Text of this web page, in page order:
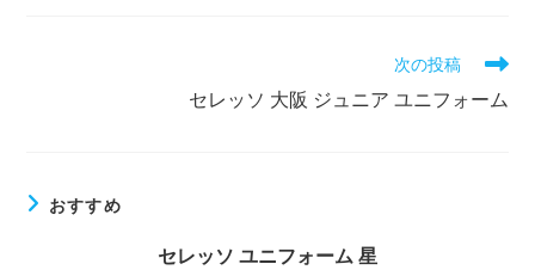
を
次の投稿
セレッソ 大阪 ジュニア ユニフォーム
おすすめ
セレッソ ユニフォーム 星